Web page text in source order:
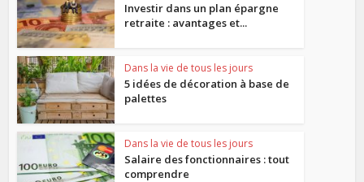
Investir dans un plan épargne
retraite : avantages et...
Dans la vie de tous les jours
5 idées de décoration à base de
palettes
Dans la vie de tous les jours
Salaire des fonctionnaires : tout
comprendre